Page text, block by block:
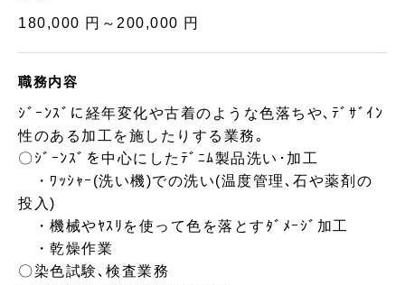
180,000 円～200,000 円
職務内容
ｼﾞｰﾝｽﾞに経年変化や古着のような色落ちや､ﾃﾞｻﾞｲﾝ
性のある加工を施したりする業務｡
〇ｼﾞｰﾝｽﾞを中心にしたﾃﾞﾆﾑ製品洗い･加工
・ﾜｯｼｬｰ(洗い機)での洗い(温度管理､石や薬剤の
投入)
・機械やﾔｽﾘを使って色を落とすﾀﾞﾒｰｼﾞ加工
・乾燥作業
〇染色試験､検査業務